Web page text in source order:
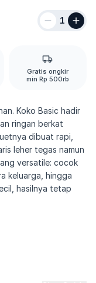
1
Gratis ongkir
min Rp 500rb
Koko Basic hadir
ringan berkat
dibuat rapi,
leher tegas namun
versatile: cocok
keluarga, hingga
hasilnya tetap